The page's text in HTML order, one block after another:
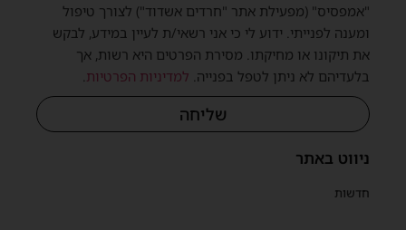
ניווט באתר
חדשות
"אמפסיס" (מפעילת אתר "חרדים אשדוד") לצורך טיפול
ומענה לפנייתי. ידוע לי כי אני רשאי/ת לעיין במידע, לבקש
את תיקונו או מחיקתו. מסירת הפרטים היא רשות, אך
בלעדיהם לא ניתן לטפל בפנייה. למדיניות הפרטיות.
שליחה